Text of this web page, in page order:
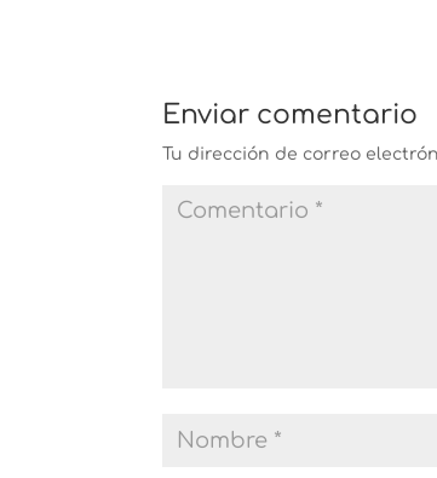
Enviar comentario
Tu dirección de correo